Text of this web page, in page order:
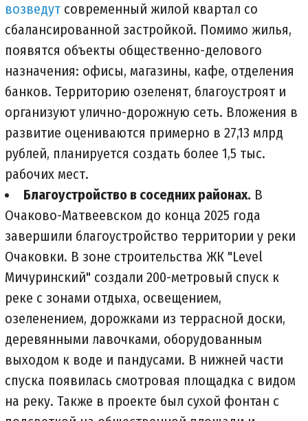
возведут современный жилой квартал со
сбалансированной застройкой. Помимо жилья,
появятся объекты общественно-делового
назначения: офисы, магазины, кафе, отделения
банков. Территорию озеленят, благоустроят и
организуют улично-дорожную сеть. Вложения в
развитие оцениваются примерно в 27,13 млрд
рублей, планируется создать более 1,5 тыс.
рабочих мест.
Благоустройство в соседних районах. В
Очаково-Матвеевском до конца 2025 года
завершили благоустройство территории у реки
Очаковки. В зоне строительства ЖК "Level
Мичуринский" создали 200-метровый спуск к
реке с зонами отдыха, освещением,
озеленением, дорожками из террасной доски,
деревянными лавочками, оборудованным
выходом к воде и пандусами. В нижней части
спуска появилась смотровая площадка с видом
на реку. Также в проекте был сухой фонтан с